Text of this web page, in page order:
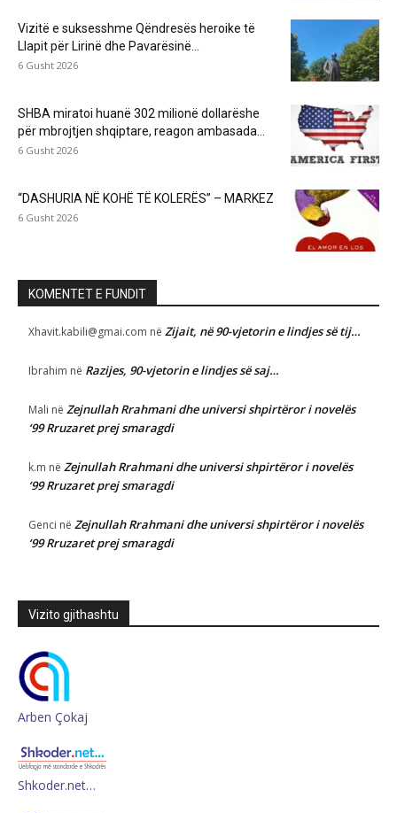
Vizitë e suksesshme Qëndresës heroike të
Llapit për Lirinë dhe Pavarësinë...
6 Gusht 2026
SHBA miratoi huanë 302 milionë dollarëshe
për mbrojtjen shqiptare, reagon ambasada...
6 Gusht 2026
“DASHURIA NË KOHË TË KOLERËS” – MARKEZ
6 Gusht 2026
KOMENTET E FUNDIT
Xhavit.kabili@gmai.com në Zijait, në 90-vjetorin e lindjes së tij…
Ibrahim në Razijes, 90-vjetorin e lindjes së saj…
Mali në Zejnullah Rrahmani dhe universi shpirtëror i novelës
‘99 Rruzaret prej smaragdi
k.m në Zejnullah Rrahmani dhe universi shpirtëror i novelës
‘99 Rruzaret prej smaragdi
Genci në Zejnullah Rrahmani dhe universi shpirtëror i novelës
‘99 Rruzaret prej smaragdi
Vizito gjithashtu
Arben Çokaj
Shkoder.net…